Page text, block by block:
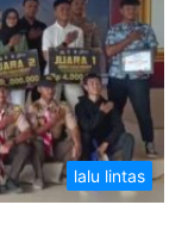
lalu lintas